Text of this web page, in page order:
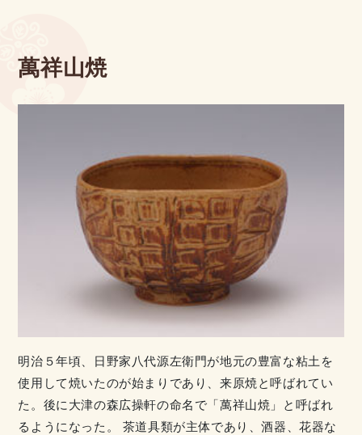
萬祥山焼
明治５年頃、日野家八代源左衛門が地元の豊富な粘土を
使用して焼いたのが始まりであり、来原焼と呼ばれてい
た。後に大津の森広操軒の命名で「萬祥山焼」と呼ばれ
るようになった。 茶道具類が主体であり、酒器、花器な